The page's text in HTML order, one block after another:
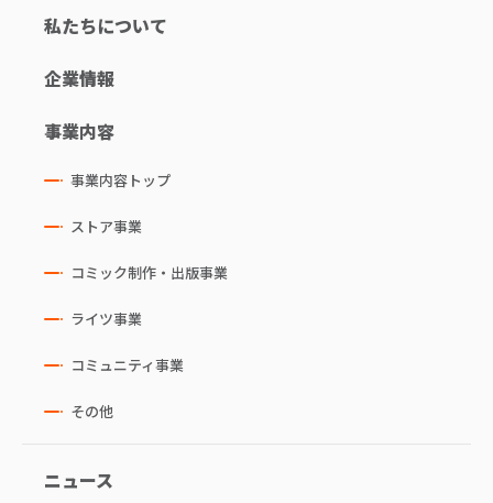
私たちについて
企業情報
事業内容
事業内容トップ
ストア事業
コミック制作・出版事業
ライツ事業
コミュニティ事業
その他
ニュース